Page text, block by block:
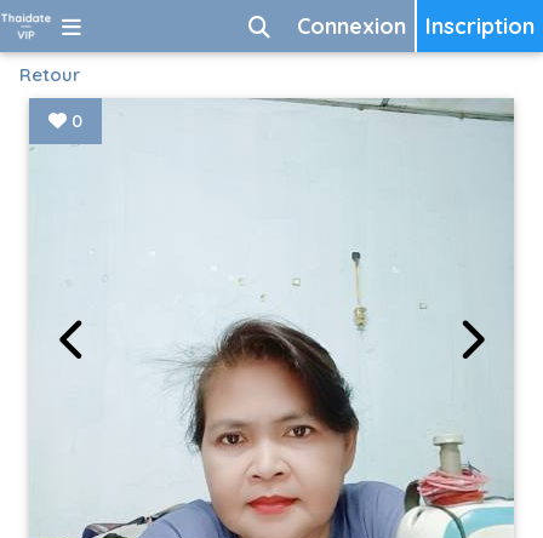
Inscription
Connexion
Retour
0